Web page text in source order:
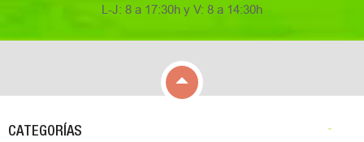
L-J: 8 a 17:30h y V: 8 a 14:30h

CATEGORÍAS 